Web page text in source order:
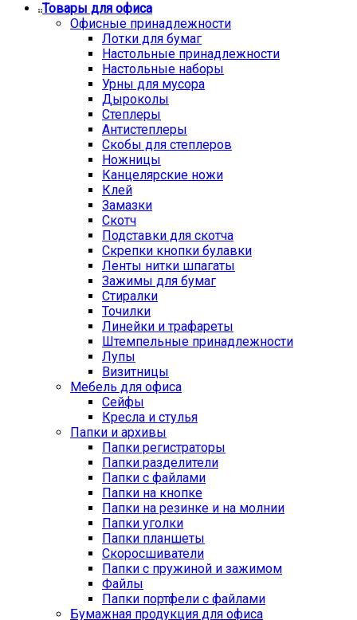
Товары для офиса
Офисные принадлежности
Лотки для бумаг
Настольные принадлежности
Настольные наборы
Урны для мусора
Дыроколы
Степлеры
Антистеплеры
Скобы для степлеров
Ножницы
Канцелярские ножи
Клей
Замазки
Скотч
Подставки для скотча
Скрепки кнопки булавки
Ленты нитки шпагаты
Зажимы для бумаг
Стиралки
Точилки
Линейки и трафареты
Штемпельные принадлежности
Лупы
Визитницы
Мебель для офиса
Сейфы
Кресла и стулья
Папки и архивы
Папки регистраторы
Папки разделители
Папки с файлами
Папки на кнопке
Папки на резинке и на молнии
Папки уголки
Папки планшеты
Скоросшиватели
Папки с пружиной и зажимом
Файлы
Папки портфели с файлами
Бумажная продукция для офиса